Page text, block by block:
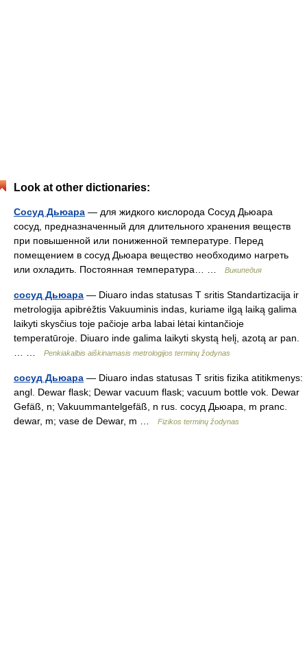
Look at other dictionaries:
Сосуд Дьюара — для жидкого кислорода Сосуд Дьюара
сосуд, предназначенный для длительного хранения веществ
при повышенной или пониженной температуре. Перед
помещением в сосуд Дьюара вещество необходимо нагреть
или охладить. Постоянная температура… …
Википедия
сосуд Дьюара — Diuaro indas statusas T sritis Standartizacija ir
metrologija apibrėžtis Vakuuminis indas, kuriame ilgą laiką galima
laikyti skysčius toje pačioje arba labai lėtai kintančioje
temperatūroje. Diuaro inde galima laikyti skystą helį, azotą ar pan.
Penkiakalbis aiškinamasis metrologijos terminų žodynas
сосуд Дьюара — Diuaro indas statusas T sritis fizika atitikmenys:
angl. Dewar flask; Dewar vacuum flask; vacuum bottle vok. Dewar
Gefäß, n; Vakuummantelgefäß, n rus. сосуд Дьюара, m pranc.
dewar, m; vase de Dewar, m …
Fizikos terminų žodynas